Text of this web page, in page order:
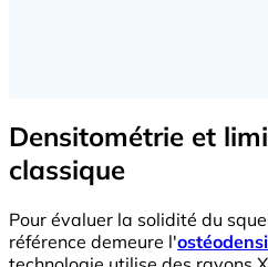
Densitométrie et
classique
Pour évaluer la solidité du
référence demeure l'